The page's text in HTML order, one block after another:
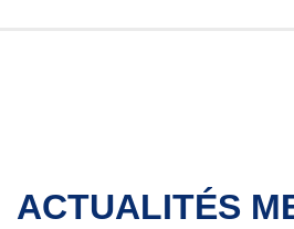
ACTUALITÉS